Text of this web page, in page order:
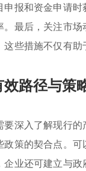
报和资金申请
最后，关注市
些措施不仅有
路径与策
要深入了解现行
策的契合点。
业还可建立与